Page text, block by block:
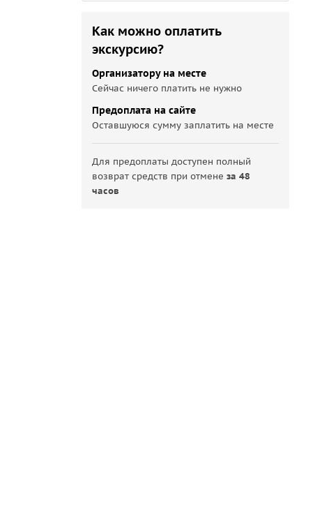
Как можно оплатить
экскурсию?
Организатору на месте
Сейчас ничего платить не нужно
Предоплата на сайте
Оставшуюся сумму заплатить на месте
Для предоплаты доступен полный
возврат средств при отменеза 48
часов